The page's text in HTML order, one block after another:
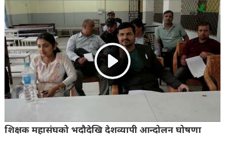
शिक्षक महासंघको भदौदेखि देशव्यापी आन्दोलन घोषणा